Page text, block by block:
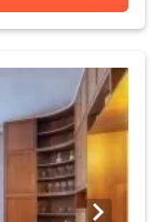
•
Reinigung gegen
gg. Kaution
1 Schlafzimmer
Hinweis zur
• Auf